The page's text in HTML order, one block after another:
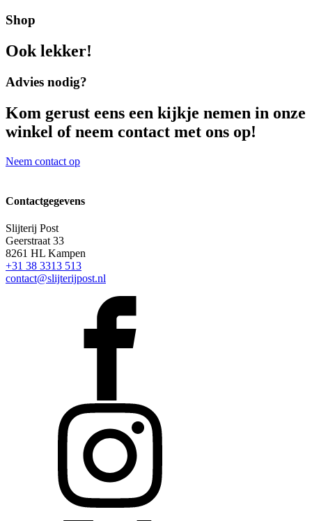
Shop
Ook lekker!
Advies nodig?
Kom gerust eens een kijkje nemen in onze
winkel of neem contact met ons op!
Neem contact op
Contactgegevens
Slijterij Post
Geerstraat 33
8261 HL Kampen
+31 38 3313 513
contact@slijterijpost.nl